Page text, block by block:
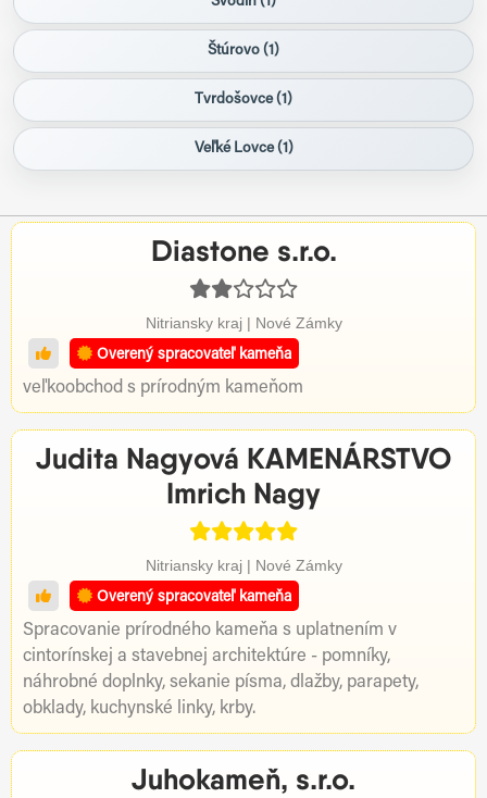
Štúrovo (1)
Tvrdošovce (1)
Veľké Lovce (1)
Diastone s.r.o.
Nitriansky kraj | Nové Zámky
Overený spracovateľ kameňa
veľkoobchod s prírodným kameňom
Judita Nagyová KAMENÁRSTVO
Imrich Nagy
Nitriansky kraj | Nové Zámky
Overený spracovateľ kameňa
Spracovanie prírodného kameňa s uplatnením v
cintorínskej a stavebnej architektúre - pomníky,
náhrobné doplnky, sekanie písma, dlažby, parapety,
obklady, kuchynské linky, krby.
Juhokameň, s.r.o.